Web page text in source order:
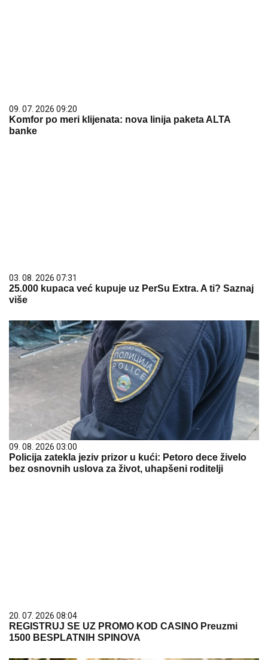
09. 07. 2026 09:20
Komfor po meri klijenata: nova linija paketa ALTA
banke
03. 08. 2026 07:31
25.000 kupaca već kupuje uz PerSu Extra. A ti? Saznaj
više
09. 08. 2026 03:00
Policija zatekla jeziv prizor u kući: Petoro dece živelo
bez osnovnih uslova za život, uhapšeni roditelji
20. 07. 2026 08:04
REGISTRUJ SE UZ PROMO KOD CASINO Preuzmi
1500 BESPLATNIH SPINOVA